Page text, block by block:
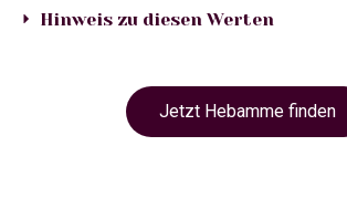
Hinweis zu diesen Werten
Jetzt Hebamme finden